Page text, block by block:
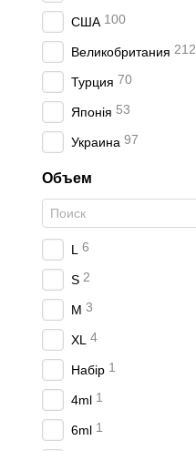
США 100
Великобритания 212
Турция 70
Японія 53
Украина 97
Объем
L 6
S 2
M 3
XL 4
Набір 1
4ml 1
6ml 1